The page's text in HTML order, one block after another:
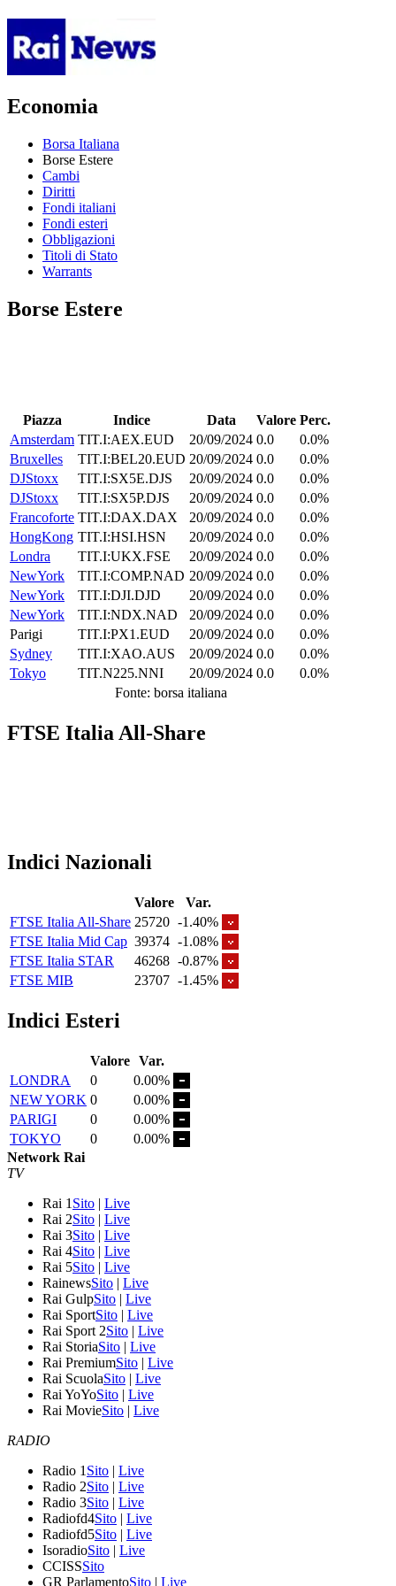
Economia
Borsa Italiana
Borse Estere
Cambi
Diritti
Fondi italiani
Fondi esteri
Obbligazioni
Titoli di Stato
Warrants
Borse Estere
Piazza Indice Data Valore Perc.
Amsterdam TIT.I:AEX.EUD 20/09/2024 0.0
0.0%
Bruxelles
TIT.I:BEL20.EUD 20/09/2024 0.0
0.0%
DJStoxx
TIT.I:SX5E.DJS 20/09/2024 0.0
0.0%
DJStoxx
TIT.I:SX5P.DJS 20/09/2024 0.0
0.0%
Francoforte TIT.I:DAX.DAX 20/09/2024 0.0
0.0%
HongKong TIT.I:HSI.HSN 20/09/2024 0.0
0.0%
Londra
TIT.I:UKX.FSE 20/09/2024 0.0
0.0%
NewYork
TIT.I:COMP.NAD 20/09/2024 0.0
0.0%
NewYork
TIT.I:DJI.DJD 20/09/2024 0.0
0.0%
NewYork
TIT.I:NDX.NAD 20/09/2024 0.0
0.0%
Parigi
TIT.I:PX1.EUD 20/09/2024 0.0
0.0%
Sydney
TIT.I:XAO.AUS 20/09/2024 0.0
0.0%
Tokyo
TIT.N225.NNI 20/09/2024 0.0
0.0%
Fonte: borsa italiana
FTSE Italia All-Share
Indici Nazionali
Valore
Var.
FTSE Italia All-Share 25720 -1.40%
FTSE Italia Mid Cap 39374 -1.08%
FTSE Italia STAR
46268 -0.87%
FTSE MIB
23707 -1.45%
Indici Esteri
Valore Var.
LONDRA
0
0.00%
NEW YORK 0
0.00%
PARIGI
0
0.00%
TOKYO
0
0.00%
Network Rai
TV
Rai 1 Sito | Live
Rai 2Sito | Live
Rai 3Sito | Live
Rai 4Sito | Live
Rai 5Sito | Live
RainewsSito | Live
Rai GulpSito | Live
Rai SportSito | Live
Rai Sport 2Sito | Live
Rai StoriaSito | Live
Rai PremiumSito | Live
Rai ScuolaSito | Live
Rai YoYoSito | Live
Rai MovieSito | Live
RADIO
Radio 1 Sito | Live
Radio 2Sito | Live
Radio 3Sito | Live
Radiofd4Sito | Live
Radiofd5Sito | Live
IsoradioSito | Live
CCISSSito
GR ParlamentoSito | Live